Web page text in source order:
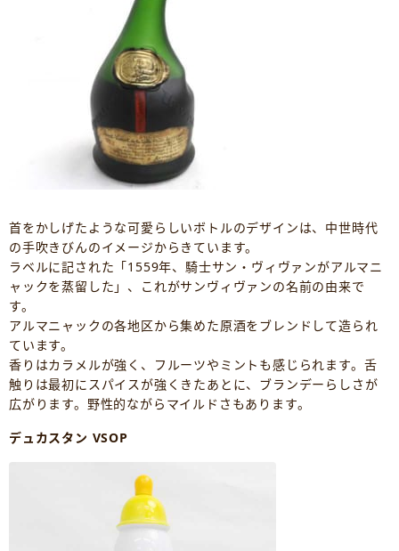
首をかしげたような可愛らしいボトルのデザインは、中世時代
の手吹きびんのイメージからきています。
ラベルに記された「1559年、騎士サン・ヴィヴァンがアルマニ
ャックを蒸留した」、これがサンヴィヴァンの名前の由来で
す。
アルマニャックの各地区から集めた原酒をブレンドして造られ
ています。
香りはカラメルが強く、フルーツやミントも感じられます。舌
触りは最初にスパイスが強くきたあとに、ブランデーらしさが
広がります。野性的ながらマイルドさもあります。
デュカスタン VSOP